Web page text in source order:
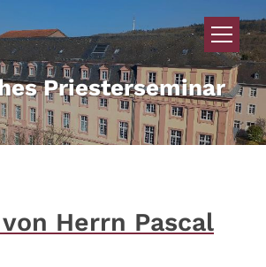
Priesterseminar
Herrn Pascal